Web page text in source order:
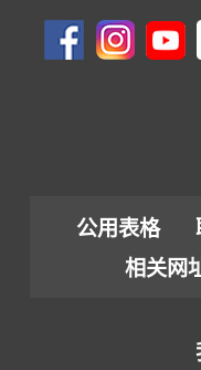
公用表格
相关网